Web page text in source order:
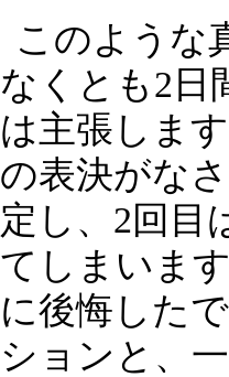
このような
なくとも2日
は主張しま
の表決がな
定し、2回目
てしまいま
に後悔した
ションと、